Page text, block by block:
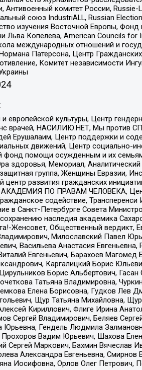
комитет России, Russie-
союз IndustriALL, Russian
изучения Восточной Европы, Фонд
Копелева, American Councils for
международных отношений и
Патерсона, Центр
Комитет независимости
европейской культуры, Центр
врачей, НАСИЛИЮ.НЕТ, Мы против
Ерушалаим, Центр поддержки и
движений, Центр социально-
фонд помощи осужденным и их
здоровья, Мемориал,
группа, Женщины Евразии,
развития гражданских
АКАДЕМИЯ ПО ПРАВАМ ЧЕЛОВЕКА,
содействие,
в Санкт-Петербурге Совета
наследия академика
Женсовет, Общественный вердикт,
Милославский Павел
Васильева Анастасия Евгеньевна,
Евгеньевич, Барахоев Магомед
Каргалицкий Борис
Борис Альбертович,
Татьяна Владимировна,
Елена Борисовна, Гудков Лев
Щур Татьяна Михайловна,
Кириллович, Флиге Ирина
Сергей Владимирович, Беляев
Юрьевна, Гендель Людмила
Вадим Юрьевич, Шахова
Сергей Маркович, Бахмин Вячеслав
Александра Евгеньевна, Смирнов
Иосифовна, Орлов Олег Петрович,